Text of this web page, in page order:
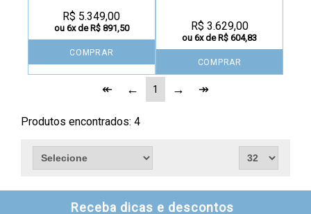
R$ 5.349,00
ou 6x de R$ 891,50
COMPRAR
R$ 3.629,00
ou 6x de R$ 604,83
COMPRAR
1
Produtos encontrados: 4